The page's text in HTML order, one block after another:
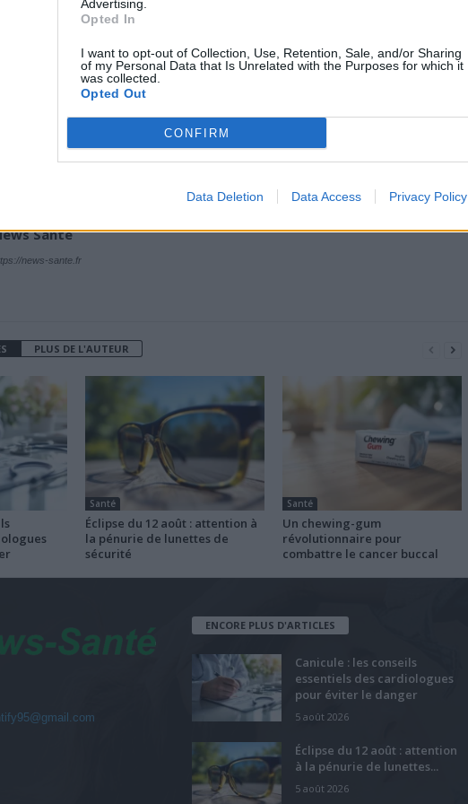
Advertising.
Opted In
I want to opt-out of Collection, Use, Retention, Sale, and/or Sharing
of my Personal Data that Is Unrelated with the Purposes for which it
was collected.
Opted Out
CONFIRM
Data Deletion Data Access Privacy Policy
les médecins
inquiets ?
Article suivant
Santé
news-sante.fr
PLUS DE L'AUTEUR
Santé
Éclipse du 12 août : attention à
la pénurie de lunettes de
sécurité
Santé
Un chewing-gum
révolutionnaire pour
combattre le cancer buccal
ENCORE PLUS D'ARTICLES
Canicule : les conseils
essentiels des cardiologues
pour éviter le danger
5 août 2026
Éclipse du 12 août : attention
à la pénurie de lunettes...
5 août 2026